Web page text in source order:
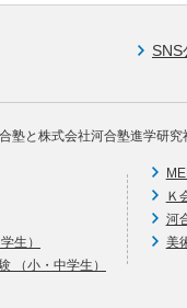
SNS
塾と株式会社河合塾進学研究
生）
（小・中学生）
Ｋ
河
美